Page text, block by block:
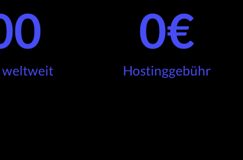
weltweit
0€
Hostinggebühr